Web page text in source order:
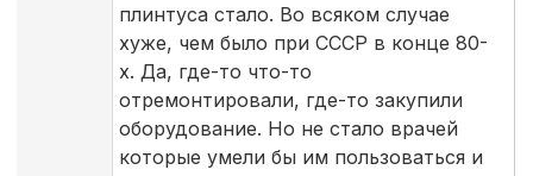
плинтуса стало. Во всяком случае
хуже, чем было при СССР в конце 80-
х. Да, где-то что-то
отремонтировали, где-то закупили
оборудование. Но не стало врачей
которые умели бы им пользоваться и